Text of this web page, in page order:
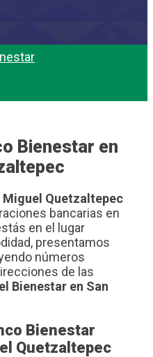
Bienestar en
Miguel Quetzaltepec
bancarias en
en el lugar
presentamos
números
de las
Bienestar en San
Bienestar
Quetzaltepec